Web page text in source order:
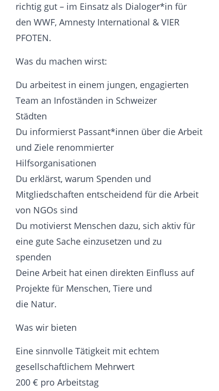
richtig gut – im Einsatz als Dialoger*in für
den WWF, Amnesty International & VIER
PFOTEN.
Was du machen wirst:
Du arbeitest in einem jungen, engagierten
Team an Infoständen in Schweizer
Städten
Du informierst Passant*innen über die Arbeit
und Ziele renommierter
Hilfsorganisationen
Du erklärst, warum Spenden und
Mitgliedschaften entscheidend für die Arbeit
von NGOs sind
Du motivierst Menschen dazu, sich aktiv für
eine gute Sache einzusetzen und zu
spenden
Deine Arbeit hat einen direkten Einfluss auf
Projekte für Menschen, Tiere und
die Natur.
Was wir bieten
Eine sinnvolle Tätigkeit mit echtem
gesellschaftlichem Mehrwert
200 € pro Arbeitstag